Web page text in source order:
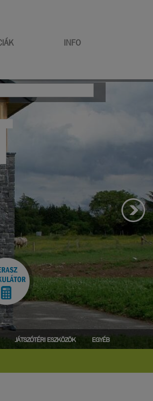
INFO
JÁTSZÓTÉRI ESZKÖZÖK EGYÉB